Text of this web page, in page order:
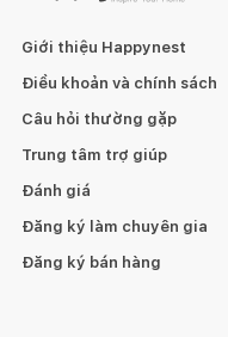
Giới thiệu Happynest
Điều khoản và chính sách
Câu hỏi thường gặp
Trung tâm trợ giúp
Đánh giá
Đăng ký làm chuyên gia
Đăng ký bán hàng